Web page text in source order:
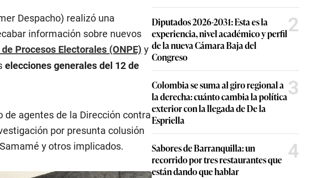
Despacho) realizó una
información sobre nuevos
Procesos Electorales (ONPE) y
elecciones generales del 12 de
de agentes de la Dirección contra
por presunta colusión
y otros implicados.
Diputados 2026-2031: Esta es la
experiencia, nivel académico y perfil
de la nueva Cámara Baja del
Congreso
2
Colombia se suma al giro regional a
la derecha: cuánto cambia la política
exterior con la llegada de De la
Espriella
3
Sabores de Barranquilla: un
recorrido por tres restaurantes que
están dando que hablar
4